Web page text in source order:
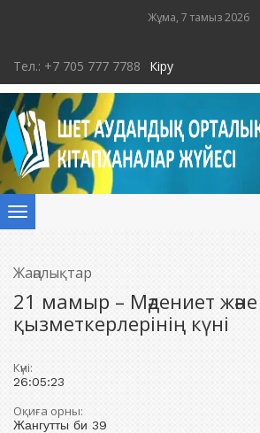
Жұма, 7 тамыз 2026
Тел.: +7 705 777 7788 Кіру
Toggle
Жаңалықтар
21 мамыр – Мәдениет
қызметкерлерінің күні
Күні:
26:05:23
Оқиға орны:
Жангутты би 39